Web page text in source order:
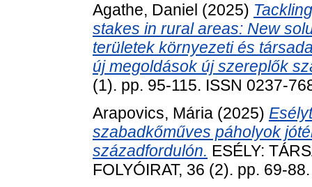
Agathe, Daniel (2025)
stakes in rural areas: New
területek környezeti és
új megoldások új szereplők
(1). pp. 95-115. ISSN 0237-
Arapovics, Mária (2025)
szabadkőműves páholyok
századfordulón. ESÉLY:
FOLYÓIRAT, 36 (2). pp. 69-